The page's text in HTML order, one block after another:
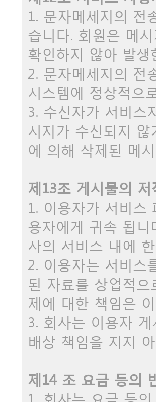
1. 문자메세지의 전
습니다. 회원은 메
확인하지 않아 발
2. 문자메세지의 전
시스템에 정상적으
3. 수신자가 서비스
시지가 수신되지
에 의해 삭제된 메
제13조 게시물의 저
1. 이용자가 서비스
용자에게 귀속 됩
사의 서비스 내에
2. 이용자는 서비스
된 자료를 상업적
제에 대한 책임은
3. 회사는 이용자
배상 책임을 지지
제14 조 요금 등의
1. 회사는 요금 등